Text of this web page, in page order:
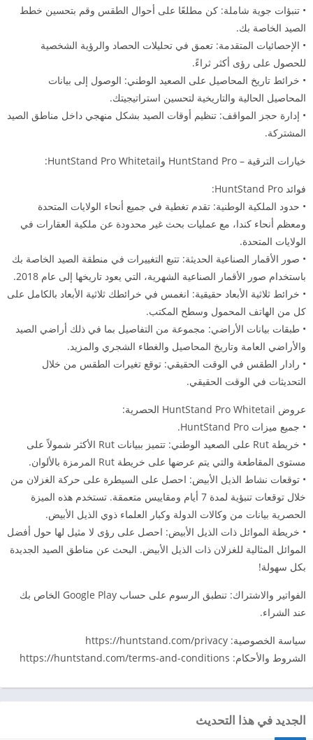
• تنبؤات جوية شاملة: كن مطلعًا على أحوال الطقس وقم بتحسين خطط
الصيد الخاصة بك.
• الإحصائيات المتقدمة: تعمق في تحليلات الحصاد والرؤية الشخصية
للحصول على رؤى أكثر ثراءً.
• خرائط تاريخ المحاصيل على الصعيد الوطني: الوصول إلى بيانات
المحاصيل الحالية والتاريخية لتحسين استراتيجيتك.
• إدارة حجز المواقف: تنظيم أوقات الصيد بشكل منهجي داخل مناطق الصيد
المشتركة.
خيارات الترقية – HuntStand Pro وHuntStand Pro Whitetail:
فوائد HuntStand Pro:
• حدود الملكية الوطنية: تقدم تغطية في جميع أنحاء الولايات المتحدة
ومعظم أنحاء كندا، مع عمليات بحث غير محدودة عن ملكية العقارات في
الولايات المتحدة.
• صور الأقمار الصناعية الحديثة: تتبع التغييرات في منطقة الصيد الخاصة بك
باستخدام صور الأقمار الصناعية الشهرية، التي يعود تاريخها إلى عام 2018.
• خرائط ثلاثية الأبعاد حقيقية: انغمس في خرائطك ثلاثية الأبعاد بالكامل على
كل من الهاتف المحمول وسطح المكتب.
• طبقات بيانات الأراضي: مجموعة من التفاصيل بما في ذلك أراضي الصيد
والأراضي العامة وتاريخ المحاصيل والغطاء الشجري والمزيد.
• رادار الطقس في الوقت الحقيقي: توقع تغيرات الطقس من خلال
التحديثات في الوقت الحقيقي.
عروض HuntStand Pro Whitetail الحصرية:
• جميع ميزات HuntStand Pro.
• خريطة Rut على الصعيد الوطني: تتميز ببيانات Rut الأكثر شمولاً على
مستوى المقاطعة والتي يتم عرضها على خريطة Rut المرمزة بالألوان.
• توقعات نشاط الذيل الأبيض: احصل على السيطرة على حركة الغزلان من
خلال توقعات تنبؤية لمدة 7 أيام ومقاييس متعمقة. تستخدم هذه الميزة
الحصرية بيانات من وكالات الدولة وكبار العلماء ذوي الذيل الأبيض.
• خريطة الموائل ذات الذيل الأبيض: احصل على رؤى لا مثيل لها حول أفضل
الموائل المثالية للغزلان ذات الذيل الأبيض. البحث عن مناطق الصيد الجديدة
بكل سهولة!
الفواتير والاشتراك: تنطبق الرسوم على حساب Google Play الخاص بك
عند الشراء.
سياسة الخصوصية: https://huntstand.com/privacy
الشروط والأحكام: https://huntstand.com/terms-and-conditions
الجديد في هذا التحديث